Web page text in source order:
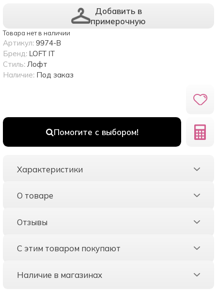
Добавить в
примерочную
Товара нет в наличии
Помогите с выбором!
Артикул: 9974-B
Бренд: LOFT IT
Стиль: Лофт
Наличие: Под заказ
Характеристики
О товаре
Отзывы
С этим товаром покупают
Наличие в магазинах